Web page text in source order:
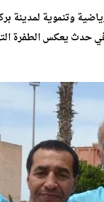
وتنموية لمدينة
حدث يعكس الطفرة